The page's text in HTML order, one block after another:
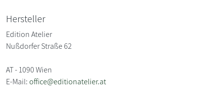
Hersteller
Edition Atelier
Nußdorfer Straße 62
AT - 1090 Wien
E-Mail:office@editionatelier.at